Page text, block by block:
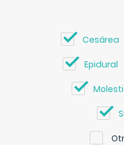
Cesárea
Epidural